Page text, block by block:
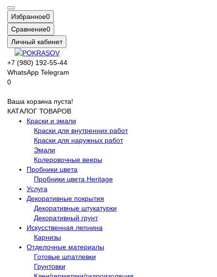
Избранное0
Сравнение0
Личный кабинет
+7 (980) 192-55-44
WhatsApp Telegram
0
Ваша корзина пуста!
КАТАЛОГ ТОВАРОВ
Краски и эмали
Краски для внутренних работ
Краски для наружных работ
Эмали
Колеровочные вееры
Пробники цвета
Пробники цвета Heritage
Услуга
Декоративные покрытия
Декоративные штукатурки
Декоративный грунт
Искусственная лепнина
Карнизы
Отделочные материалы
Готовые шпатлевки
Грунтовки